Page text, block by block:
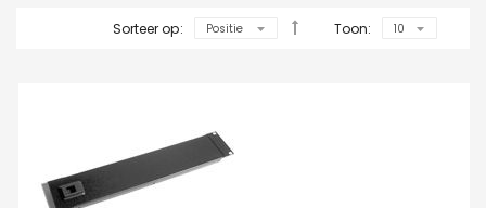
Sorteer op: Toon: